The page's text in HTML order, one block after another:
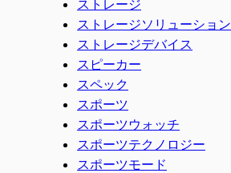
ストレージ
ストレージソリューション
ストレージデバイス
スピーカー
スペック
スポーツ
スポーツウォッチ
スポーツテクノロジー
スポーツモード